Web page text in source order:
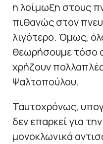
η λοίμωξη στους
πιθανώς στον
λιγότερο. Όμως,
θεωρήσουμε τόσο
χρήζουν
Ψαλτοπούλου.
Ταυτοχρόνως,
δεν επαρκεί για
μονοκλωνικά